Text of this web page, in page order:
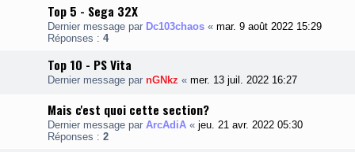
Top 5 - Sega 32X
Dernier message par Dc103chaos « mar. 9 août 2022 15:29
Réponses : 4
Top 10 - PS Vita
Dernier message par nGNkz « mer. 13 juil. 2022 16:27
Mais c'est quoi cette section?
Dernier message par ArcAdiA « jeu. 21 avr. 2022 05:30
Réponses : 2